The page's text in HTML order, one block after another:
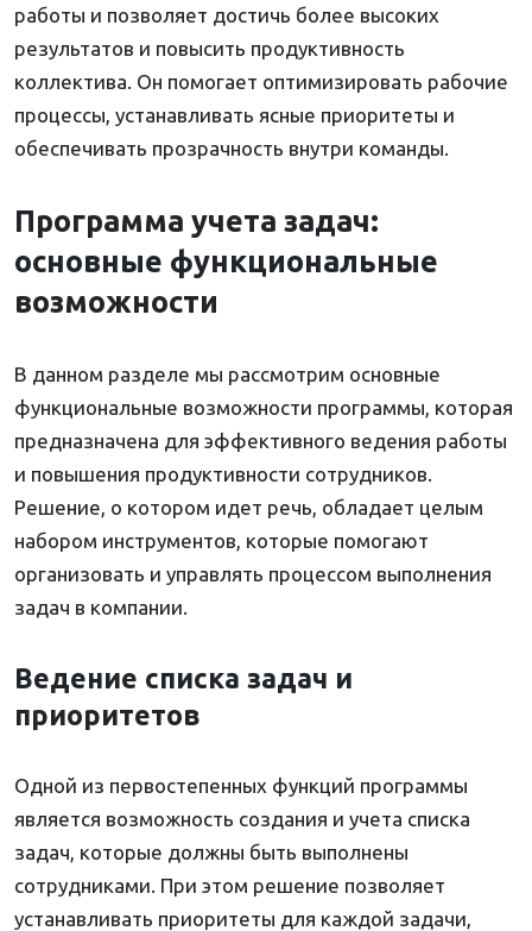
работы и позволяет достичь более высоких
результатов и повысить продуктивность
коллектива. Он помогает оптимизировать рабочие
процессы, устанавливать ясные приоритеты и
обеспечивать прозрачность внутри команды.
Программа учета задач:
основные функциональные
возможности
В данном разделе мы рассмотрим основные
функциональные возможности программы, которая
предназначена для эффективного ведения работы
и повышения продуктивности сотрудников.
Решение, о котором идет речь, обладает целым
набором инструментов, которые помогают
организовать и управлять процессом выполнения
задач в компании.
Ведение списка задач и
приоритетов
Одной из первостепенных функций программы
является возможность создания и учета списка
задач, которые должны быть выполнены
сотрудниками. При этом решение позволяет
устанавливать приоритеты для каждой задачи,